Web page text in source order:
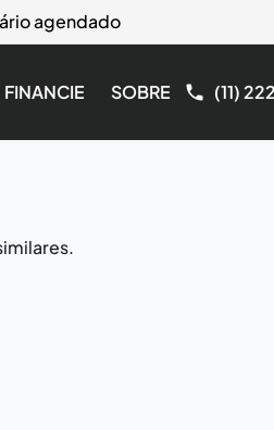
agendado
FINANCIE SOBRE (11)